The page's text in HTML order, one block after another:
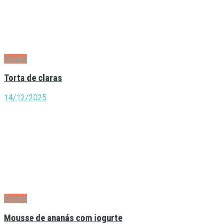
Doces
Torta de claras
14/12/2025
Doces
Mousse de ananás com iogurte